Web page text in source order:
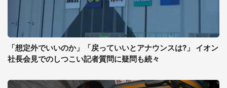
「想定外でいいのか」「戻っていいとアナウンスは?」 イオン
社長会見でのしつこい記者質問に疑問も続々